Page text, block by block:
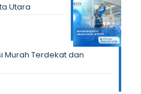
Utara
Murah Terdekat dan